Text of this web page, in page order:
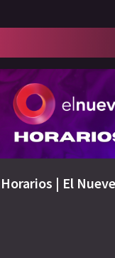
Horarios | El Nueve